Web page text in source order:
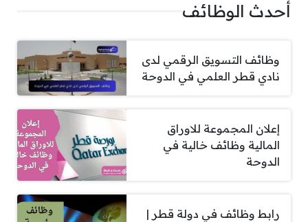
أحدث الوظائف
وظائف التسويق الرقمي لدى
نادي قطر العلمي في الدوحة
إعلان المجموعة للاوراق
المالية وظائف خالية في
الدوحة
رابط وظائف في دولة قطر |